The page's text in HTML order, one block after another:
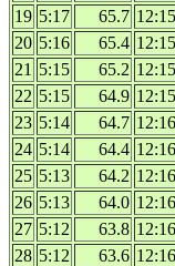
19 5:17 65.7 12:15
20 5:16 65.4 12:15
21 5:15 65.2 12:15
22 5:15 64.9 12:15
23 5:14 64.7 12:16
24 5:14 64.4 12:16
25 5:13 64.2 12:16
26 5:13 64.0 12:16
27 5:12 63.8 12:16
28 5:12 63.6 12:16